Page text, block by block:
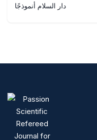
دار السلام أنموذجًا